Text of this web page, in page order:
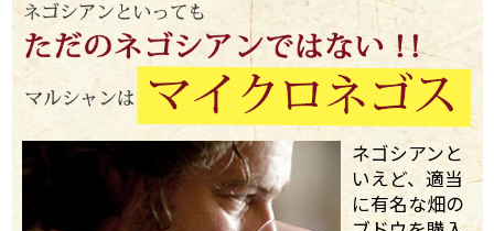
ネゴシアンと
いえど、適当
に有名な畑の